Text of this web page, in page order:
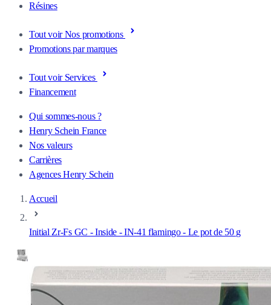
Résines
Tout voir Nos promotions
Promotions par marques
Tout voir Services
Financement
Qui sommes-nous ?
Henry Schein France
Nos valeurs
Carrières
Agences Henry Schein
Accueil
Initial Zr-Fs GC - Inside - IN-41 flamingo - Le pot de 50 g